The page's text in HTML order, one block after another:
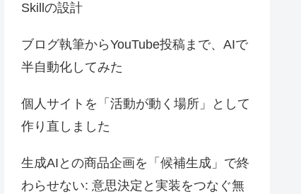
Skillの設計
ブログ執筆からYouTube投稿まで、AIで
半自動化してみた
個人サイトを「活動が動く場所」として
作り直しました
生成AIとの商品企画を「候補生成」で終
わらせない: 意思決定と実装をつなぐ無